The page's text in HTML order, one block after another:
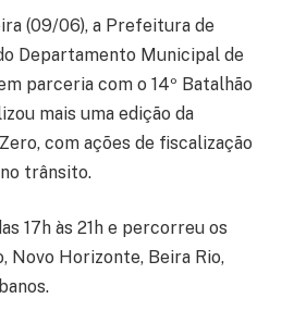
(09/06), a Prefeitura de
Departamento Municipal de
parceria com o 14º Batalhão
mais uma edição da
com ações de fiscalização
trânsito.
17h às 21h e percorreu os
Novo Horizonte, Beira Rio,